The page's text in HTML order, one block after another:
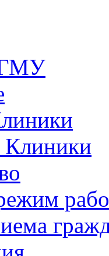
Клиники